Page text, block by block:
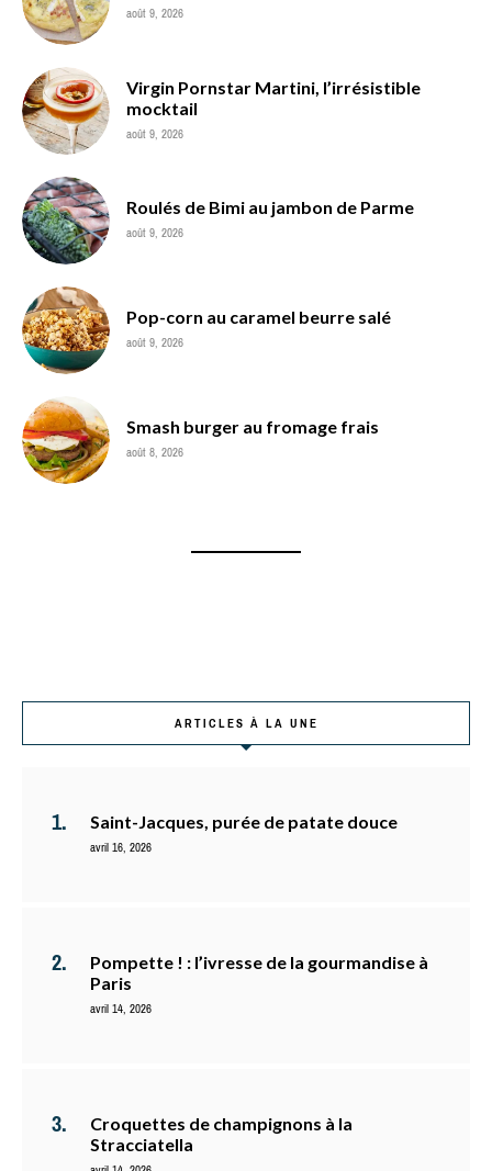
août 9, 2026
Virgin Pornstar Martini, l’irrésistible
mocktail
août 9, 2026
Roulés de Bimi au jambon de Parme
août 9, 2026
Pop-corn au caramel beurre salé
août 9, 2026
Smash burger au fromage frais
août 8, 2026
ARTICLES À LA UNE
Saint-Jacques, purée de patate douce
avril 16, 2026
Pompette ! : l’ivresse de la gourmandise à
Paris
avril 14, 2026
Croquettes de champignons à la
Stracciatella